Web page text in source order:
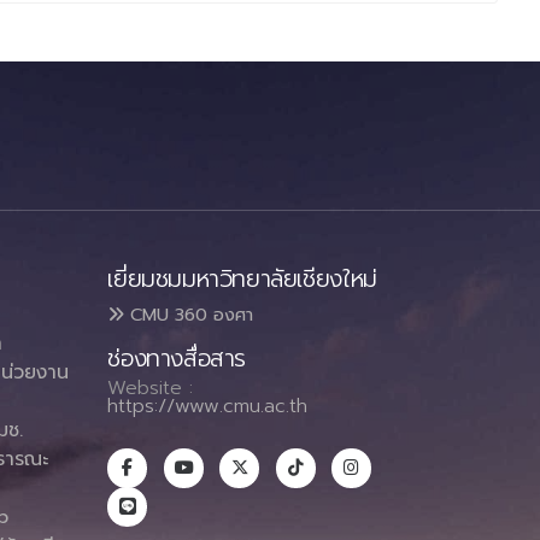
วยงาน
ช.
รณะ
เยี่ยมชมมหาวิทยาลัยเชียงใหม่
CMU 360 องศา
ช่องทางสื่อสาร
Website :
https://www.cmu.ac.th